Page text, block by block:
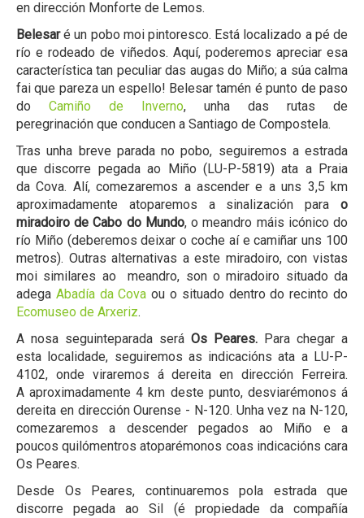
en dirección Monforte de Lemos.
Belesaré un pobo moi pintoresco. Está localizado a pé de
río e rodeado de viñedos. Aquí, poderemos apreciar esa
característica tan peculiar das augas do Miño; a súa calma
fai que pareza un espello! Belesar tamén é punto de paso
do Camiño de Inverno, unha das rutas de
peregrinación que conducen a Santiago de Compostela.
Tras unha breve parada no pobo, seguiremos a estrada
que discorre pegada ao Miño (LU-P-5819) ata a Praia
da Cova. Alí, comezaremos a ascender e a uns 3,5 km
aproximadamente atoparemos a sinalización para o
miradoiro de Cabo do Mundo, o meandro máis icónico do
río Miño (deberemos deixar o coche aí e camiñar uns 100
metros). Outras alternativas a este miradoiro, con vistas
moi similares ao meandro, son o miradoiro situado da
adega Abadía da Cova ou o situado dentro do recinto do
Ecomuseo de Arxeriz.
A nosa seguinteparada será Os Peares. Para chegar a
esta localidade, seguiremos as indicacións ata a LU-P-
4102, onde viraremos á dereita en dirección Ferreira.
A aproximadamente 4 km deste punto, desviarémonos á
dereita en dirección Ourense - N-120. Unha vez na N-120,
comezaremos a descender pegados ao Miño e a
poucos quilómentros atoparémonos coas indicacións cara
Os Peares.
Desde Os Peares, continuaremos pola estrada que
discorre pegada ao Sil (é propiedade da compañía